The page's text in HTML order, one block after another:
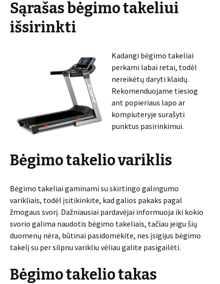
Sąrašas bėgimo takeliui
išsirinkti
Kadangi bėgimo takeliai
perkami labai retai, todėl
nereikėtų daryti klaidų.
Rekomenduojame tiesiog
ant popieriaus lapo ar
kompiuteryje surašyti
punktus pasirinkimui.
Bėgimo takelio variklis
Bėgimo takeliai gaminami su skirtingo galingumo
varikliais, todėl įsitikinkite, kad galios pakaks pagal
žmogaus svorį. Dažniausiai pardavėjai informuoja iki kokio
svorio galima naudotis bėgimo takeliais, tačiau jeigu šių
duomenų nėra, būtinai pasidomėkite, nes įsigijus bėgimo
takelį su per silpnu varikliu vėliau galite pasigailėti.
Bėgimo takelio takas